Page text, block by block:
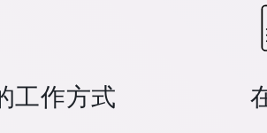
工作方式